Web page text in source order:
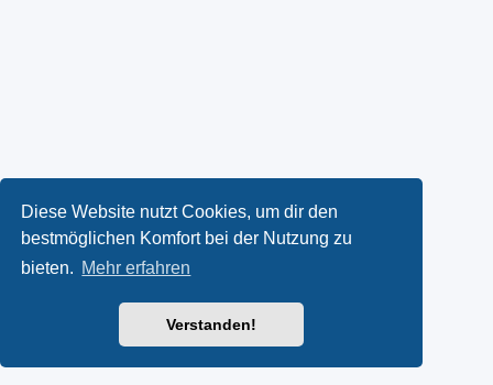
Diese Website nutzt Cookies, um dir den
bestmöglichen Komfort bei der Nutzung zu
bieten. Mehr erfahren
Verstanden!